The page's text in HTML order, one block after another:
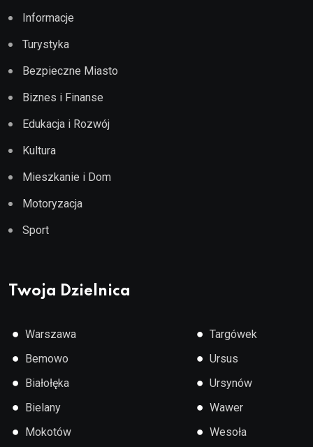
Informacje
Turystyka
Bezpieczne Miasto
Biznes i Finanse
Edukacja i Rozwój
Kultura
Mieszkanie i Dom
Motoryzacja
Sport
Twoja Dzielnica
● Warszawa
● Bemowo
● Białołęka
● Bielany
● Mokotów
● Targówek
● Ursus
● Ursynów
● Wawer
● Wesoła